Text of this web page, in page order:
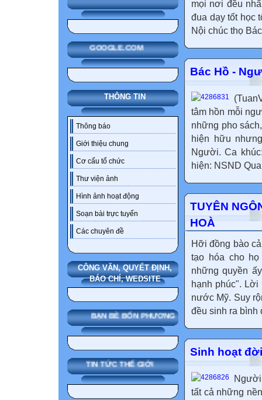
GOOGLE.COM
THÔNG TIN
Thông báo
Giới thiệu chung
Cơ cấu tổ chức
Thư viện ảnh
Hình ảnh hoạt động
Soạn bài trực tuyến
Các chuyên đề
CÔNG VĂN, QUYẾT ĐỊNH,
BÁO CHÍ, WEDSITE
BẠN BÈ BỐN PHƯƠNG
TIN TỨC THẾ GIỚI
mọi nơi đều
đua dạy tốt học
Nội chúc thọ
Bác Hồ -
tâm hồn mỗi
những pho
hiện hữu
Người. Ca
hiện: NSND
TUYÊN
HOÀ
Hỡi đồng bào
tạo hóa cho
những quyền
hạnh phúc". Lời
nước Mỹ. Suy
đều sinh ra bình
Sinh hoạt
tất cả những